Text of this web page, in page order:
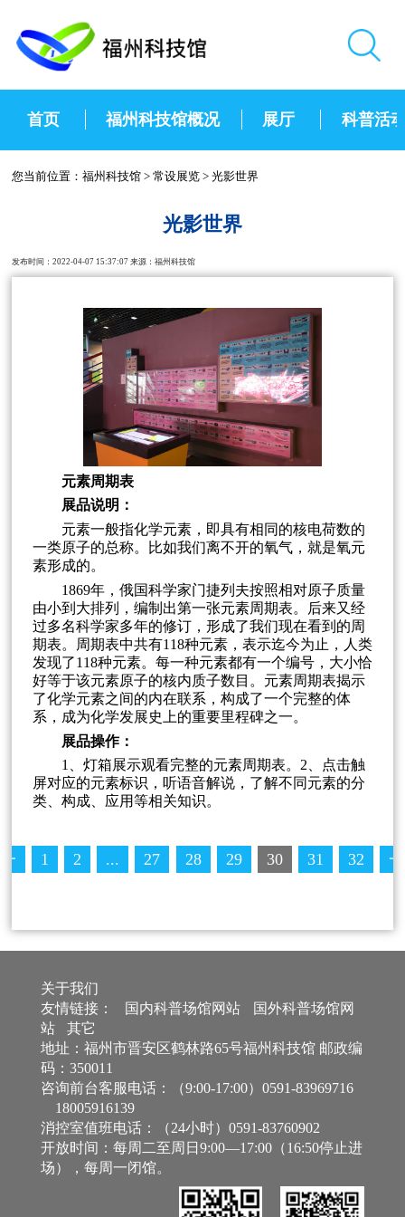
首页 福州科技馆概况 展厅 科普活
您当前位置：福州科技馆 >常设展览 >光影世界
光影世界
发布时间：2022-04-07 15:37:07 来源：福州科技馆
元素周期表
展品说明：
元素一般指化学元素，即具有相同的核电荷数的
一类原子的总称。比如我们离不开的氧气，就是氧元
素形成的。
1869年，俄国科学家门捷列夫按照相对原子质量
由小到大排列，编制出第一张元素周期表。后来又经
过多名科学家多年的修订，形成了我们现在看到的周
期表。周期表中共有118种元素，表示迄今为止，人类
发现了118种元素。每一种元素都有一个编号，大小恰
好等于该元素原子的核内质子数目。元素周期表揭示
了化学元素之间的内在联系，构成了一个完整的体
系，成为化学发展史上的重要里程碑之一。
展品操作：
1、灯箱展示观看完整的元素周期表。2、点击触
屏对应的元素标识，听语音解说，了解不同元素的分
类、构成、应用等相关知识。
一
1 2 ... 27 28 29 30 31 32
一
关于我们
友情链接：
国内科普场馆网站
国外科普场馆网
站
其它
地址：福州市晋安区鹤林路65号福州科技馆 邮政编
码：350011
咨询前台客服电话：（9:00-17:00）0591-83969716
18005916139
消控室值班电话：（24小时）0591-83760902
开放时间：每周二至周日9:00—17:00（16:50停止进
场），每周一闭馆。